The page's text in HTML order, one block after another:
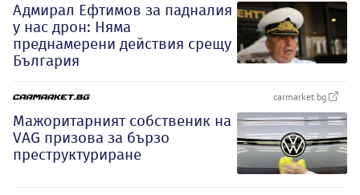
Адмирал Ефтимов за падналия
у нас дрон: Няма
преднамерени действия срещу
България
carmarket.bg
Мажоритарният собственик на
VAG призова за бързо
преструктуриране